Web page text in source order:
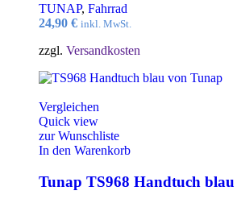
TUNAP, Fahrrad
24,90 € inkl. MwSt.
zzgl. Versandkosten
Vergleichen
Quick view
zur Wunschliste
In den Warenkorb
Tunap TS968 Handtuch blau